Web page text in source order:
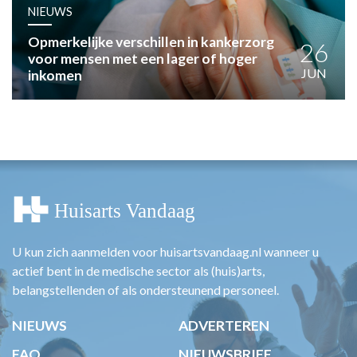
PRAKTIJKZAKEN
TARIEVEN
VPHUISARTSEN
MEDISCHE VAKHANDEL
NIEUWS
Opmerkelijke verschillen in kankerzorg
voor mensen met een lager of hoger
inkomen
26
JUN
U kun zich aanmelden voor huisartsvandaag.nl wanneer u
actief bent in de medische sector als (huis)arts,
belangstellenden of als ondersteunend personeel.
NIEUWS
ADVERTEREN